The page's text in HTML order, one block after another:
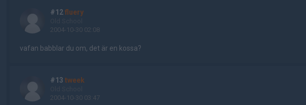
#12fluery
2004-10-30 02:08
vafan babblar du om, det är en kossa?
#13 tweek
2004-10-30 03:47